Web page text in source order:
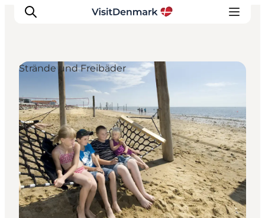
Inspiration
Regionen
Erlebnisse
Unterkünfte
Reiseplanung
Strände und Freibäder